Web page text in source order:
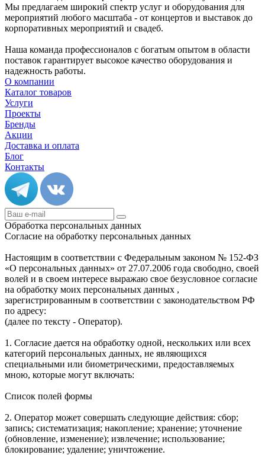
Мы предлагаем широкий спектр услуг и оборудования для
мероприятий любого масштаба - от концертов и выставок до
корпоративных мероприятий и свадеб.
Наша команда профессионалов с богатым опытом в области
поставок гарантирует высокое качество оборудования и
надежность работы.
О компании
Каталог товаров
Услуги
Проекты
Бренды
Акции
Доставка и оплата
Блог
Контакты
Обработка персональных данных
Согласие на обработку персональных данных
Настоящим в соответствии с Федеральным законом № 152-ФЗ
«О персональных данных» от 27.07.2006 года свободно, своей
волей и в своем интересе выражаю свое безусловное согласие
на обработку моих персональных данных ,
зарегистрированным в соответствии с законодательством РФ
по адресу:
(далее по тексту - Оператор).
1. Согласие дается на обработку одной, нескольких или всех
категорий персональных данных, не являющихся
специальными или биометрическими, предоставляемых
мною, которые могут включать:
Список полей формы
2. Оператор может совершать следующие действия: сбор;
запись; систематизация; накопление; хранение; уточнение
(обновление, изменение); извлечение; использование;
блокирование; удаление; уничтожение.